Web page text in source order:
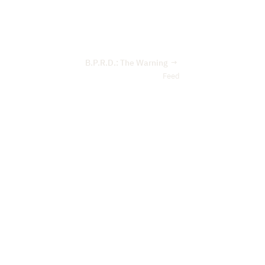
B.P.R.D.: The Warning →
Feed